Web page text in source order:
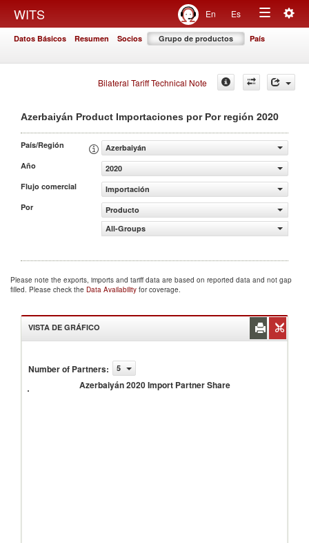
WITS En Es
Toggle
Datos Básicos Resumen Socios Grupo de productos País
Bilateral Tariff Technical Note
Azerbaiyán Product Importaciones por Por región 2020
País/Región
Azerbaiyán
Año
2020
Flujo comercial
Importación
Por
Producto
All-Groups
Please note the exports, imports and tariff data are based on reported data and not gap
filled. Please check the Data Availability for coverage.
VISTA DE GRÁFICO
Number of Partners: 5
Azerbaiyán 2020 Import Partner Share
Azerbaiyán
Import